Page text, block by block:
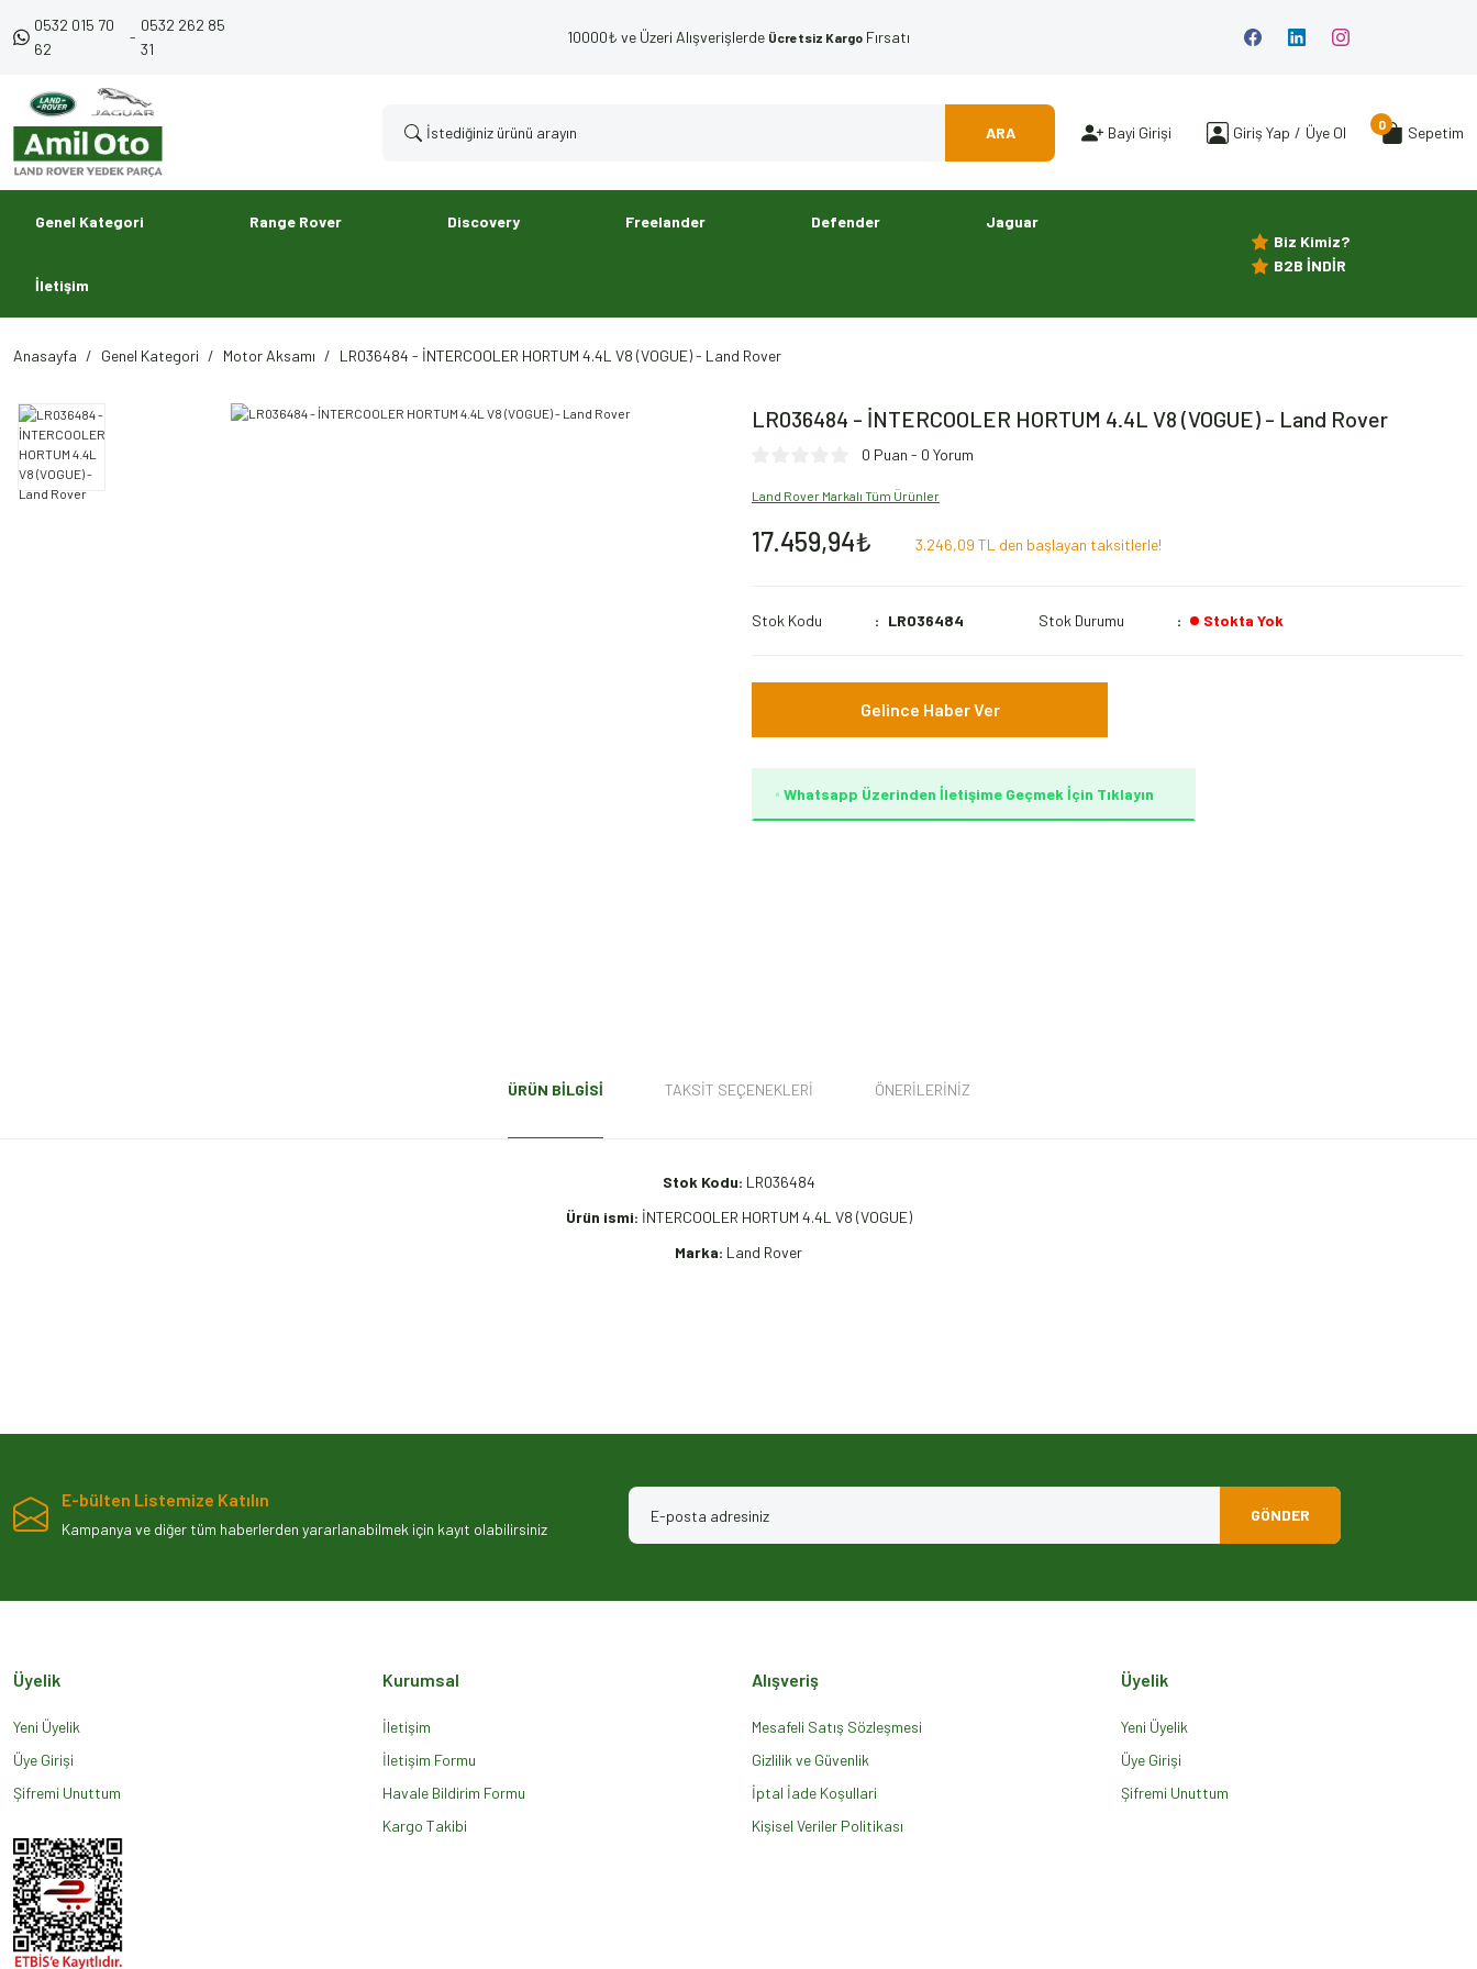
0532 015 70
62
-
0532 262 85
31
10000₺ ve Üzeri Alışverişlerde Ücretsiz Kargo Fırsatı
ARA Bayi Girişi Giriş Yap / Üye Ol Sepetim
0
Genel Kategori Range Rover Discovery Freelander Defender Jaguar
İletişim
Biz Kimiz?
B2B İNDİR
Anasayfa Genel Kategori Motor Aksamı LR036484 - İNTERCOOLER HORTUM 4.4L V8 (VOGUE) - Land Rover
LR036484 - İNTERCOOLER HORTUM 4.4L V8 (VOGUE) - Land Rover
0 Puan - 0 Yorum
Land Rover Markalı Tüm Ürünler
17.459,94₺ 3.246,09 TL den başlayan taksitlerle!
Stok Kodu LR036484 Stok Durumu Stokta Yok
Gelince Haber Ver
Whatsapp Üzerinden İletişime Geçmek İçin Tıklayın
ÜRÜN BILGISI TAKSIT SEÇENEKLERI ÖNERILERINIZ
Stok Kodu: LR036484
Ürün ismi: İNTERCOOLER HORTUM 4.4L V8 (VOGUE)
Marka: Land Rover
Ürün resmi kalitesiz, bozuk veya görüntülenemiyor.
Ürün açıklamasında eksik bilgiler bulunuyor.
Gönder
E-bülten Listemize Katılın
Kampanya ve diğer tüm haberlerden yararlanabilmek için kayıt olabilirsiniz
GÖNDER
Üyelik
Yeni Üyelik
Üye Girişi
Şifremi Unuttum
Kurumsal
İletişim
İletişim Formu
Havale Bildirim Formu
Kargo Takibi
Alışveriş
Mesafeli Satış Sözleşmesi
Gizlilik ve Güvenlik
İptal İade Koşullari
Kişisel Veriler Politikası
Üyelik
Yeni Üyelik
Üye Girişi
Şifremi Unuttum